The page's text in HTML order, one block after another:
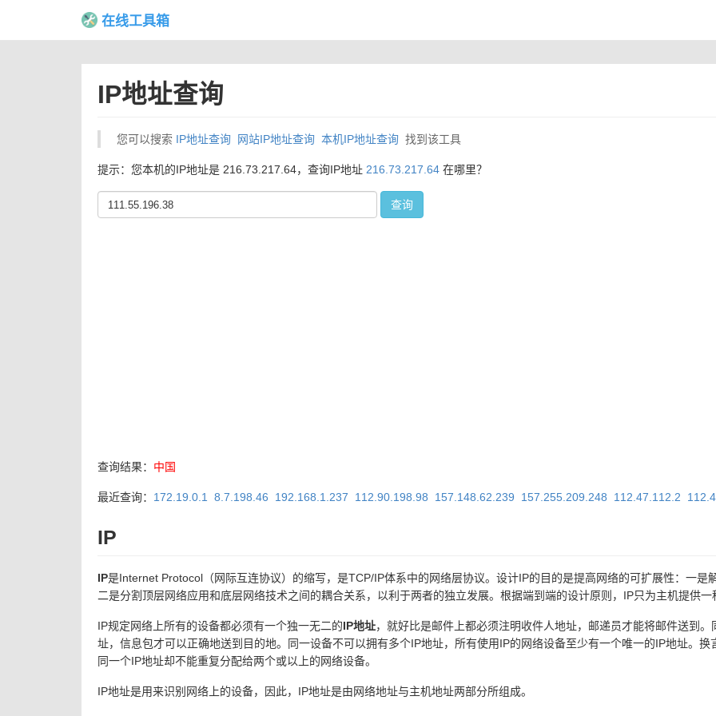
在线工具箱
IP地址查询
您可以搜索 IP地址查询 网站IP地址查询 本机IP地址查询 找到该工具
提示：您本机的IP地址是 216.73.217.64，查询IP地址 216.73.217.64 在哪里？
查询
查询结果： 中国
最近查询： 172.19.0.1 8.7.198.46 192.168.1.237 112.90.198.98 157.148.62.239 157.255.209.248 112.47.112.2
IP
IP是Internet Protocol（网际互连协议）的缩写，是TCP/IP体系中的网络层协议。设计IP的目的是提高网络的可扩展性：一是
二是分割顶层网络应用和底层网络技术之间的耦合关系，以利于两者的独立发展。根据端到端的设计原则，IP只为主机提供一
IP规定网络上所有的设备都必须有一个独一无二的IP地址，就好比是邮件上都必须注明收件人地址，邮递员才能将邮件送到
址，信息包才可以正确地送到目的地。同一设备不可以拥有多个IP地址，所有使用IP的网络设备至少有一个唯一的IP地址。
同一个IP地址却不能重复分配给两个或以上的网络设备。
IP地址是用来识别网络上的设备，因此，IP地址是由网络地址与主机地址两部分所组成。